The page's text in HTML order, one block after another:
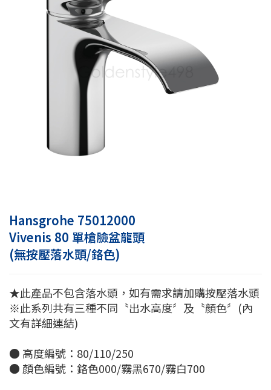
Hansgrohe 75012000
Vivenis 80 單槍臉盆龍頭
(無按壓落水頭/鉻色)
★此產品不包含落水頭，如有需求請加購按壓落水頭
※此系列共有三種不同〝出水高度〞及〝顏色〞(內
文有詳細連結)
● 高度編號：80/110/250
● 顏色編號：鉻色000/霧黑670/霧白700